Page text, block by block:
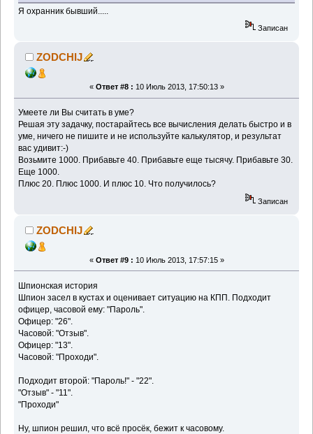
Я охранник бывший.....
Записан
ZODCHIJ
« Ответ #8 : 10 Июль 2013, 17:50:13 »
Умеете ли Вы считать в уме?
Решая эту задачку, постарайтесь все вычисления делать быстро и в
уме, ничего не пишите и не используйте калькулятор, и результат
вас удивит:-)
Возьмите 1000. Прибавьте 40. Прибавьте еще тысячу. Прибавьте 30.
Еще 1000.
Плюс 20. Плюс 1000. И плюс 10. Что получилось?
Записан
ZODCHIJ
« Ответ #9 : 10 Июль 2013, 17:57:15 »
Шпионская история
Шпион засел в кустах и оценивает ситуацию на КПП. Подходит
офицер, часовой ему: "Пароль".
Офицер: "26".
Часовой: "Отзыв".
Офицер: "13".
Часовой: "Проходи".
Подходит второй: "Пароль!" - "22".
"Отзыв" - "11".
"Проходи"
Ну, шпион решил, что всё просёк, бежит к часовому.